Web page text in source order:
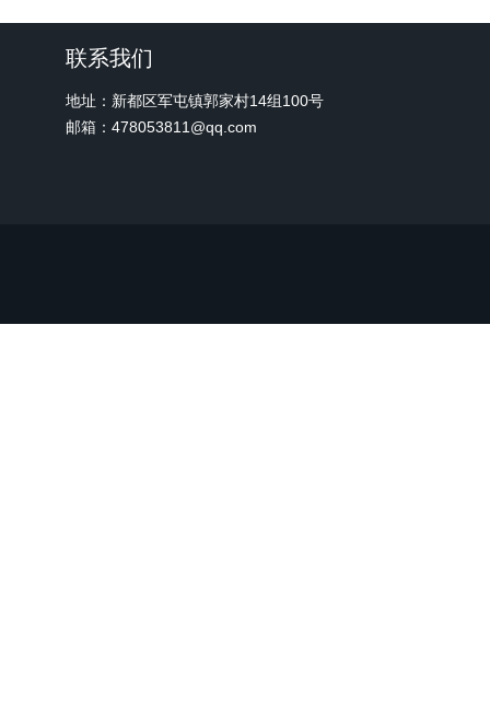
联系我们
地址：新都区军屯镇郭家村14组100号
邮箱：478053811@qq.com